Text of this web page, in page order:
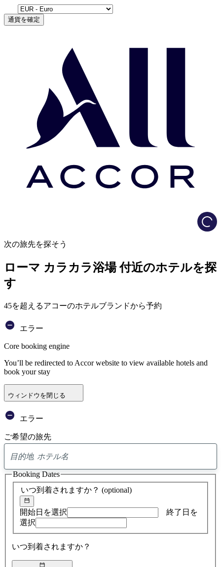
通貨を確定
次の旅先を探そう
ローマ カラカラ浴場 付近のホテルを探
す
45を超えるアコーのホテルブランドから予約
エラー
Core booking engine
You’ll be redirected to Accor website to view available hotels and
book your stay
ウィンドウを閉じる
エラー
ご希望の旅先
ア
ド
バ
イ
検
索
いつ到着されますか？ (optional)
開始日を選択
終了日を
選択
いつ到着されますか？
Booking Dates